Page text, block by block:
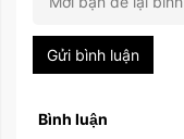
Gửi bình luận
Bình luận